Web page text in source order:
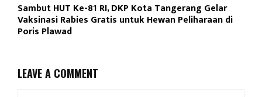
Sambut HUT Ke-81 RI, DKP Kota Tangerang Gelar
Vaksinasi Rabies Gratis untuk Hewan Peliharaan di
Poris Plawad
LEAVE A COMMENT